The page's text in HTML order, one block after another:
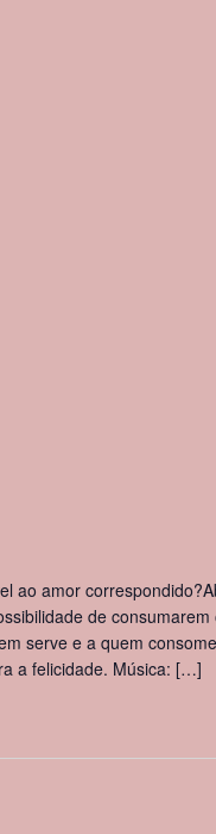
ao amor
de
serve e a quem
a felicidade. Música: […]